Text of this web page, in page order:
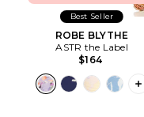
Best Seller
ROBE BLYTHE
ASTR the Label
$164